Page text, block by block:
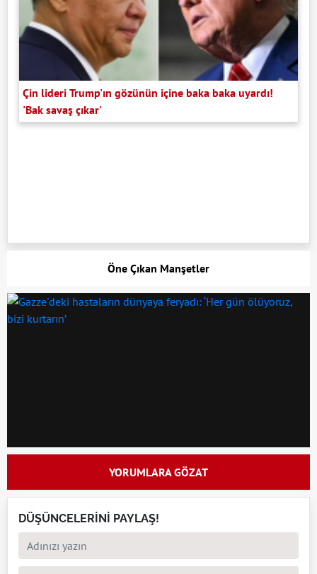
Çin lideri Trump'ın gözünün içine baka baka uyardı!
'Bak savaş çıkar'
Öne Çıkan Manşetler
YORUMLARA GÖZAT
DÜŞÜNCELERİNİ PAYLAŞ!